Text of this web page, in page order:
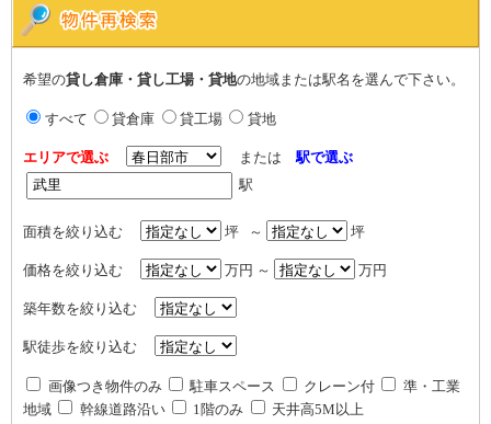
希望の貸し倉庫・貸し工場・貸地の地域または駅名を選んで下さい。
すべて 貸倉庫 貸工場 貸地
エリアで選ぶ または駅で選ぶ
駅
面積を絞り込む 坪 ～ 坪
価格を絞り込む 万円 ～ 万円
築年数を絞り込む
駅徒歩を絞り込む
画像つき物件のみ 駐車スペース クレーン付
準・工業
地域
幹線道路沿い 1階のみ 天井高5M以上